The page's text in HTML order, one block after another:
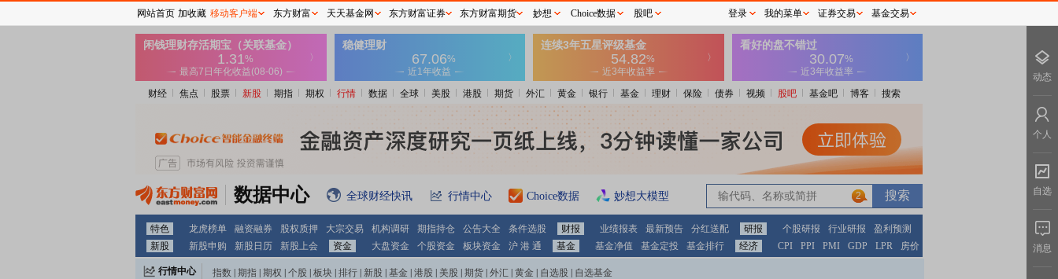
财经 焦点 股票 新股 期指 期权 行情 数据 全球 美股 港股 期货 外汇 黄金 银行 基金 理财 保险 债券 视频 股吧 基金吧 博客 搜索
数据中心 全球财经快讯 行情中心 Choice数据 妙想大模型 2
2
特色 龙虎榜单 融资融券 股权质押 大宗交易 机构调研 期指持仓 公告大全 条件选股 财报 业绩报表 最新预告 分红送配 研报 个股研报 行业研报
盈利预测
新股
新股申购 新股日历 新股上会 资金 大盘资金 个股资金 板块资金 沪 港 通 基金 基金净值 基金定投 基金排行 经济 CPI PPI PMI GDP LPR 房价
行情中心 指数 期指 期权 个股 板块 排行 新股 基金 港股 美股 期货 外汇 黄金 自选股 自选基金
网站首页 加收藏 移动客户端 东方财富 天天基金网 东方财富证券 东方财富期货 妙想 Choice数据 股吧 登录 我的菜单 证券交易 基金交易
动态
个人
自选
消息